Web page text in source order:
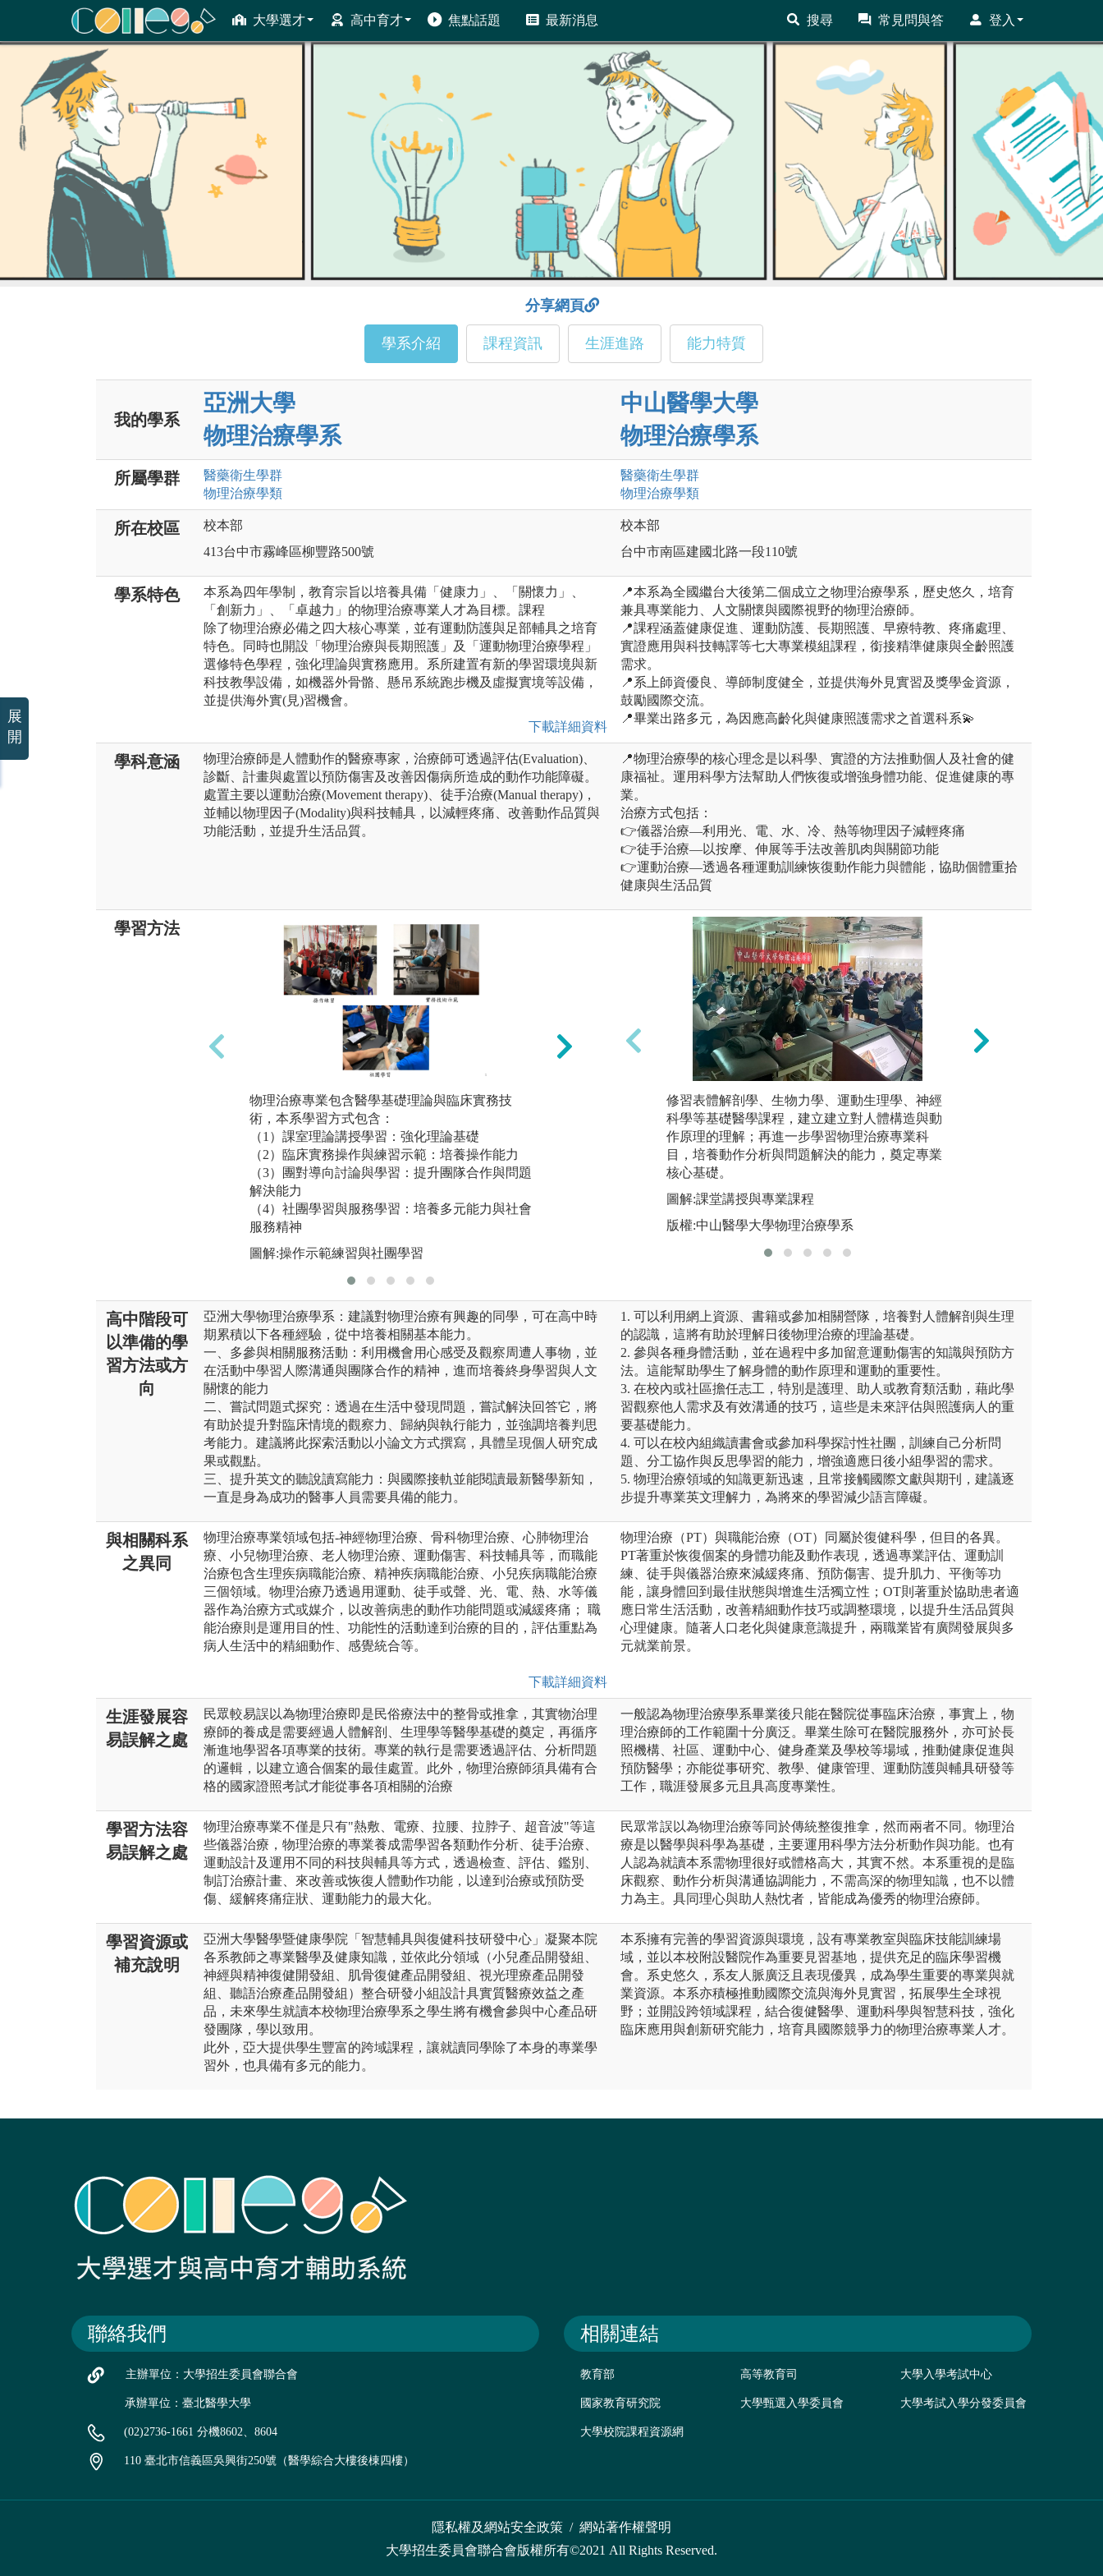
大學選才 高中育才 焦點話題 最新消息 搜尋 常見問與答 登入
ColleGo! 大學選才與高中育才輔助系統
分享網頁
學系介紹 課程資訊 生涯進路 能力特質
我的學系
亞洲大學
物理治療學系
中山醫學大學
物理治療學系
所屬學群 醫藥衛生學群
物理治療學類
醫藥衛生學群
物理治療學類
所在校區
校本部
413台中市霧峰區柳豐路500號
校本部
台中市南區建國北路一段110號
學系特色
本系為四年學制，教育宗旨以培養具備「健康力」、「關懷力」、
「創新力」、「卓越力」的物理治療專業人才為目標。課程
除了物理治療必備之四大核心專業，並有運動防護與足部輔具之培育
特色。同時也開設「物理治療與長期照護」及「運動物理治療學程」
選修特色學程，強化理論與實務應用。系所建置有新的學習環境與新
科技教學設備，如機器外骨骼、懸吊系統跑步機及虛擬實境等設備，
並提供海外實(見)習機會。
下載詳細資料
📍本系為全國繼台大後第二個成立之物理治療學系，歷史悠久，培育
兼具專業能力、人文關懷與國際視野的物理治療師。
📍課程涵蓋健康促進、運動防護、長期照護、早療特教、疼痛處理、
實證應用與科技轉譯等七大專業模組課程，銜接精準健康與全齡照護
需求。
📍系上師資優良、導師制度健全，並提供海外見實習及獎學金資源，
鼓勵國際交流。
📍畢業出路多元，為因應高齡化與健康照護需求之首選科系💫
學科意涵
物理治療師是人體動作的醫療專家，治療師可透過評估(Evaluation)、
診斷、計畫與處置以預防傷害及改善因傷病所造成的動作功能障礙。
處置主要以運動治療(Movement therapy)、徒手治療(Manual therapy)，
並輔以物理因子(Modality)與科技輔具，以減輕疼痛、改善動作品質與
功能活動，並提升生活品質。
📍物理治療學的核心理念是以科學、實證的方法推動個人及社會的健
康福祉。運用科學方法幫助人們恢復或增強身體功能、促進健康的專
業。
治療方式包括：
👉儀器治療—利用光、電、水、冷、熱等物理因子減輕疼痛
👉徒手治療—以按摩、伸展等手法改善肌肉與關節功能
👉運動治療—透過各種運動訓練恢復動作能力與體能，協助個體重拾
健康與生活品質
學習方法
物理治療專業包含醫學基礎理論與臨床實務技
術，本系學習方式包含：
（1）課室理論講授學習：強化理論基礎
（2）臨床實務操作與練習示範：培養操作能力
（3）團對導向討論與學習：提升團隊合作與問題
解決能力
（4）社團學習與服務學習：培養多元能力與社會
服務精神
圖解:操作示範練習與社團學習
國際認證課程輔導強化專業實作技能
圖解:紅繩國際認證課程
修習表體解剖學、生物力學、運動生理學、神經
科學等基礎醫學課程，建立建立對人體構造與動
作原理的理解；再進一步學習物理治療專業科
目，培養動作分析與問題解決的能力，奠定專業
核心基礎。
圖解:課堂講授與專業課程
版權:中山醫學大學物理治療學系
高中階段可
以準備的學
習方法或方
向
亞洲大學物理治療學系：建議對物理治療有興趣的同學，可在高中時
期累積以下各種經驗，從中培養相關基本能力。
一、多參與相關服務活動：利用機會用心感受及觀察周遭人事物，並
在活動中學習人際溝通與團隊合作的精神，進而培養終身學習與人文
關懷的能力
二、嘗試問題式探究：透過在生活中發現問題，嘗試解決回答它，將
有助於提升對臨床情境的觀察力、歸納與執行能力，並強調培養判思
考能力。建議將此探索活動以小論文方式撰寫，具體呈現個人研究成
果或觀點。
三、提升英文的聽說讀寫能力：與國際接軌並能閱讀最新醫學新知，
一直是身為成功的醫事人員需要具備的能力。
1. 可以利用網上資源、書籍或參加相關營隊，培養對人體解剖與生理
的認識，這將有助於理解日後物理治療的理論基礎。
2. 參與各種身體活動，並在過程中多加留意運動傷害的知識與預防方
法。這能幫助學生了解身體的動作原理和運動的重要性。
3. 在校內或社區擔任志工，特別是護理、助人或教育類活動，藉此學
習觀察他人需求及有效溝通的技巧，這些是未來評估與照護病人的重
要基礎能力。
4. 可以在校內組織讀書會或參加科學探討性社團，訓練自己分析問
題、分工協作與反思學習的能力，增強適應日後小組學習的需求。
5. 物理治療領域的知識更新迅速，且常接觸國際文獻與期刊，建議逐
步提升專業英文理解力，為將來的學習減少語言障礙。
與相關科系
之異同
物理治療專業領域包括-神經物理治療、骨科物理治療、心肺物理治
療、小兒物理治療、老人物理治療、運動傷害、科技輔具等，而職能
治療包含生理疾病職能治療、精神疾病職能治療、小兒疾病職能治療
三個領域。物理治療乃透過用運動、徒手或聲、光、電、熱、水等儀
器作為治療方式或媒介，以改善病患的動作功能問題或減緩疼痛； 職
能治療則是運用目的性、功能性的活動達到治療的目的，評估重點為
病人生活中的精細動作、感覺統合等。
下載詳細資料
物理治療（PT）與職能治療（OT）同屬於復健科學，但目的各異。
PT著重於恢復個案的身體功能及動作表現，透過專業評估、運動訓
練、徒手與儀器治療來減緩疼痛、預防傷害、提升肌力、平衡等功
能，讓身體回到最佳狀態與增進生活獨立性；OT則著重於協助患者適
應日常生活活動，改善精細動作技巧或調整環境，以提升生活品質與
心理健康。隨著人口老化與健康意識提升，兩職業皆有廣闊發展與多
元就業前景。
生涯發展容
易誤解之處
民眾較易誤以為物理治療即是民俗療法中的整骨或推拿，其實物治理
療師的養成是需要經過人體解剖、生理學等醫學基礎的奠定，再循序
漸進地學習各項專業的技術。專業的執行是需要透過評估、分析問題
的邏輯，以建立適合個案的最佳處置。此外，物理治療師須具備有合
格的國家證照考試才能從事各項相關的治療
一般認為物理治療學系畢業後只能在醫院從事臨床治療，事實上，物
理治療師的工作範圍十分廣泛。畢業生除可在醫院服務外，亦可於長
照機構、社區、運動中心、健身產業及學校等場域，推動健康促進與
預防醫學；亦能從事研究、教學、健康管理、運動防護與輔具研發等
工作，職涯發展多元且具高度專業性。
學習方法容
易誤解之處
物理治療專業不僅是只有"熱敷、電療、拉腰、拉脖子、超音波"等這
些儀器治療，物理治療的專業養成需學習各類動作分析、徒手治療、
運動設計及運用不同的科技與輔具等方式，透過檢查、評估、鑑別、
制訂治療計畫、來改善或恢復人體動作功能，以達到治療或預防受
傷、緩解疼痛症狀、運動能力的最大化。
民眾常誤以為物理治療等同於傳統整復推拿，然而兩者不同。物理治
療是以醫學與科學為基礎，主要運用科學方法分析動作與功能。也有
人認為就讀本系需物理很好或體格高大，其實不然。本系重視的是臨
床觀察、動作分析與溝通協調能力，不需高深的物理知識，也不以體
力為主。具同理心與助人熱忱者，皆能成為優秀的物理治療師。
學習資源或
補充說明
亞洲大學醫學暨健康學院「智慧輔具與復健科技研發中心」凝聚本院
各系教師之專業醫學及健康知識，並依此分領域（小兒產品開發組、
神經與精神復健開發組、肌骨復健產品開發組、視光理療產品開發
組、聽語治療產品開發組）整合研發小組設計具實質醫療效益之產
品，未來學生就讀本校物理治療學系之學生將有機會參與中心產品研
發團隊，學以致用。
此外，亞大提供學生豐富的跨域課程，讓就讀同學除了本身的專業學
習外，也具備有多元的能力。
本系擁有完善的學習資源與環境，設有專業教室與臨床技能訓練場
域，並以本校附設醫院作為重要見習基地，提供充足的臨床學習機
會。系史悠久，系友人脈廣泛且表現優異，成為學生重要的專業與就
業資源。本系亦積極推動國際交流與海外見實習，拓展學生全球視
野；並開設跨領域課程，結合復健醫學、運動科學與智慧科技，強化
臨床應用與創新研究能力，培育具國際競爭力的物理治療專業人才。
聯絡我們
主辦單位：大學招生委員會聯合會
承辦單位：臺北醫學大學
(02)2736-1661 分機8602、8604
110 臺北市信義區吳興街250號（醫學綜合大樓後棟四樓）
相關連結
教育部 高等教育司 大學入學考試中心
國家教育研究院 大學甄選入學委員會 大學考試入學分發委員會
大學校院課程資源網
隱私權及網站安全政策 / 網站著作權聲明
大學招生委員會聯合會版權所有©2021 All Rights Reserved.
展
開